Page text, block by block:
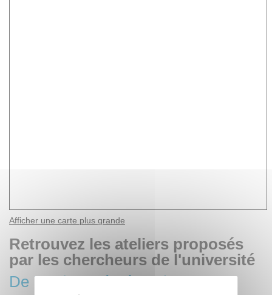
Afficher une carte plus grande
Retrouvez les ateliers proposés
par les chercheurs de l'université
De Bordeaux à Jérusalem